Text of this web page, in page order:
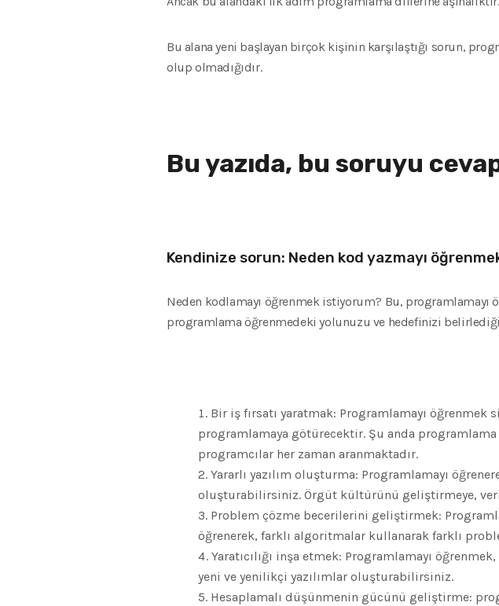
Bu alana yeni başlayan birçok kişinin karşılaştığı sorun,
olup olmadığıdır.
Bu yazıda, bu soruyu
Kendinize sorun: Neden kod yazmayı
Neden kodlamayı öğrenmek istiyorum? Bu, programlamayı
programlama öğrenmedeki yolunuzu ve hedefinizi
Bir iş fırsatı yaratmak: Programlamayı
programlamaya götürecektir. Şu anda
programcılar her zaman aranmaktadır.
Yararlı yazılım oluşturma: Programlamayı
oluşturabilirsiniz. Örgüt kültürünü geliştirmeye,
Problem çözme becerilerini geliştirmek:
öğrenerek, farklı algoritmalar kullanarak farklı
Yaratıcılığı inşa etmek: Programlamayı
yeni ve yenilikçi yazılımlar oluşturabilirsiniz.
Hesaplamalı düşünmenin gücünü geliştirme: